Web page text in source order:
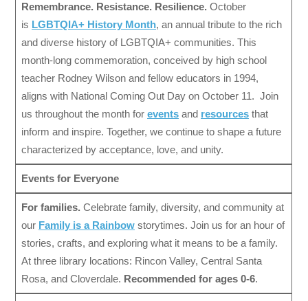
Remembrance. Resistance. Resilience. October
is LGBTQIA+ History Month, an annual tribute to the rich
and diverse history of LGBTQIA+ communities. This
month-long commemoration, conceived by high school
teacher Rodney Wilson and fellow educators in 1994,
aligns with National Coming Out Day on October 11. Join
us throughout the month for events and resources that
inform and inspire. Together, we continue to shape a future
characterized by acceptance, love, and unity.
Events for Everyone
For families. Celebrate family, diversity, and community at
our Family is a Rainbow storytimes. Join us for an hour of
stories, crafts, and exploring what it means to be a family.
At three library locations: Rincon Valley, Central Santa
Rosa, and Cloverdale. Recommended for ages 0-6.